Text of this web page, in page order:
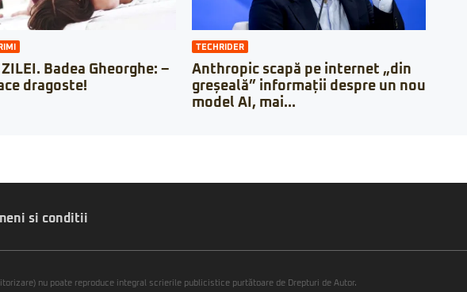
ZILEI. Badea Gheorghe: –
dragoste!
TECHRIDER
Anthropic scapă pe internet „din
greșeală” informații despre un nou
model AI, mai...
si conditii
nu poate reproduce integral scrierile publicistice purtătoare de Drepturi de Autor.